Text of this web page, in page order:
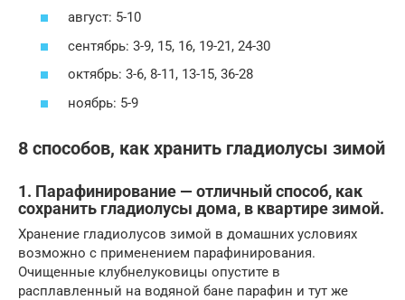
август: 5-10
сентябрь: 3-9, 15, 16, 19-21, 24-30
октябрь: 3-6, 8-11, 13-15, 36-28
ноябрь: 5-9
8 способов, как хранить гладиолусы зимой
1. Парафинирование — отличный способ, как
сохранить гладиолусы дома, в квартире зимой.
Хранение гладиолусов зимой в домашних условиях
возможно с применением парафинирования.
Очищенные клубнелуковицы опустите в
расплавленный на водяной бане парафин и тут же